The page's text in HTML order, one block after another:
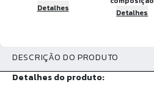
Detalhes
Detalhes
DESCRIÇÃO DO PRODUTO
Detalhes do produto: